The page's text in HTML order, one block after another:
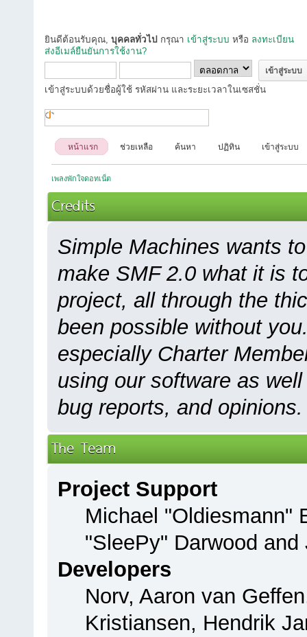
ยินดีต้อนรับคุณ, บุคคลทั่วไป กรุณา เข้าสู่ระบบ หรือ ลงทะเบียน
ส่งอีเมล์ยืนยันการใช้งาน?
เข้าสู่ระบบด้วยชื่อผู้ใช้ รหัสผ่าน และระยะเวลาในเซสชั่น
หน้าแรก ช่วยเหลือ ค้นหา ปฏิทิน เข้าสู่ระบบ
เพลงพักใจดอทเน็ต
Credits
Simple Machines wants
make SMF 2.0 what it is
project, all through the
been possible without
especially Charter
using our software as
bug reports, and opinions.
The Team
Project Support
Michael "Oldiesmann"
"SleePy" Darwood
Developers
Norv, Aaron van
Kristiansen, Hendrik